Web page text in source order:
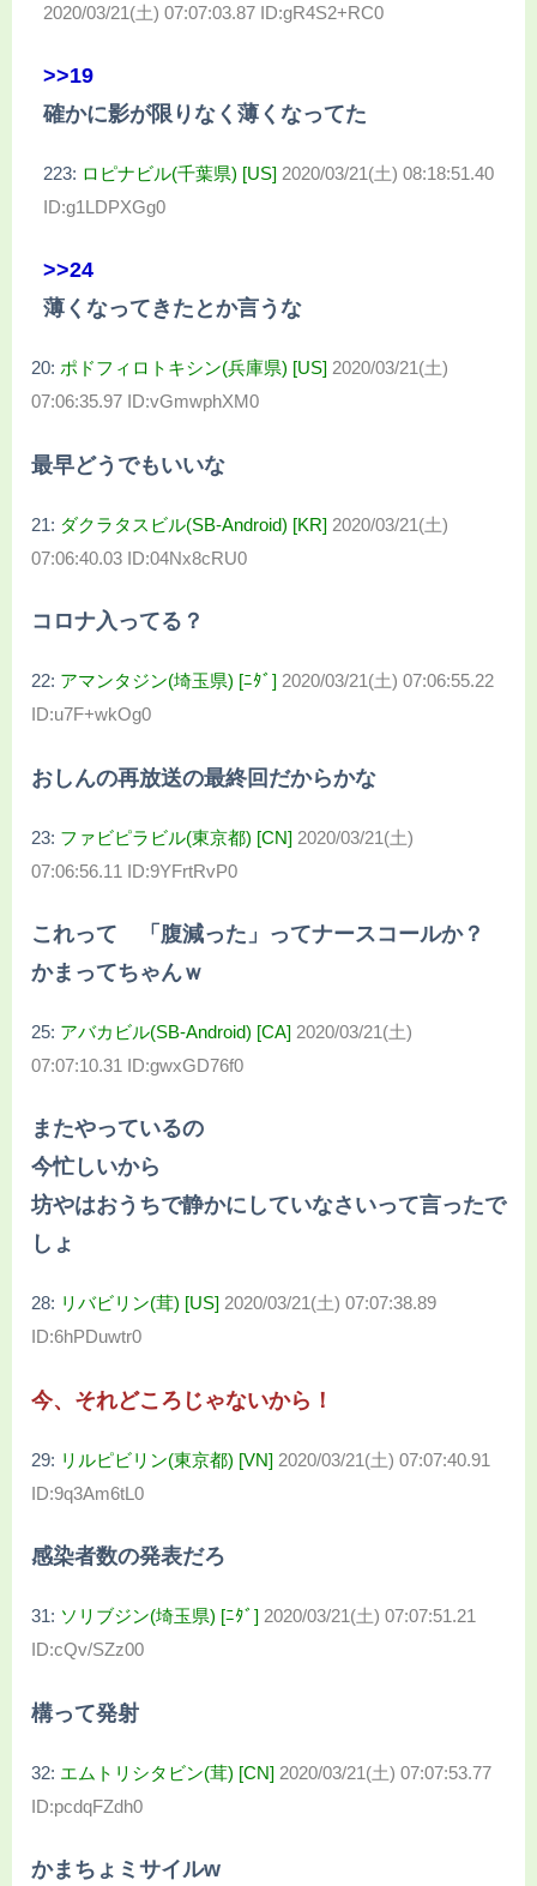
2020/03/21(土) 07:07:03.87 ID:gR4S2+RC0
>>19
確かに影が限りなく薄くなってた
223: ロピナビル(千葉県) [US] 2020/03/21(土) 08:18:51.40
ID:g1LDPXGg0
>>24
薄くなってきたとか言うな
20: ポドフィロトキシン(兵庫県) [US] 2020/03/21(土)
07:06:35.97 ID:vGmwphXM0
最早どうでもいいな
21: ダクラタスビル(SB-Android) [KR] 2020/03/21(土)
07:06:40.03 ID:04Nx8cRU0
コロナ入ってる？
22: アマンタジン(埼玉県) [ﾆﾀﾞ] 2020/03/21(土) 07:06:55.22
ID:u7F+wkOg0
おしんの再放送の最終回だからかな
23: ファビピラビル(東京都) [CN] 2020/03/21(土)
07:06:56.11 ID:9YFrtRvP0
これって 「腹減った」ってナースコールか？
かまってちゃんｗ
25: アバカビル(SB-Android) [CA] 2020/03/21(土)
07:07:10.31 ID:gwxGD76f0
またやっているの
今忙しいから
坊やはおうちで静かにしていなさいって言ったで
しょ
28: リバビリン(茸) [US] 2020/03/21(土) 07:07:38.89
ID:6hPDuwtr0
今、それどころじゃないから！
29: リルピビリン(東京都) [VN] 2020/03/21(土) 07:07:40.91
ID:9q3Am6tL0
感染者数の発表だろ
31: ソリブジン(埼玉県) [ﾆﾀﾞ] 2020/03/21(土) 07:07:51.21
ID:cQv/SZz00
構って発射
32: エムトリシタビン(茸) [CN] 2020/03/21(土) 07:07:53.77
ID:pcdqFZdh0
かまちょミサイルw